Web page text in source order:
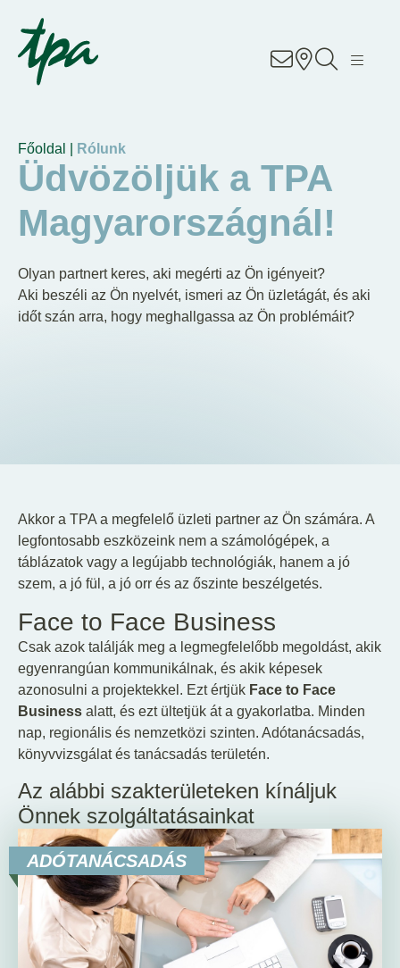
Know-how
Üzletágak
About Us
Career
Contact
Főoldal | Rólunk
Üdvözöljük a TPA
Magyarországnál!
Olyan partnert keres, aki megérti az Ön igényeit?
Aki beszéli az Ön nyelvét, ismeri az Ön üzletágát, és aki
időt szán arra, hogy meghallgassa az Ön problémáit?
Akkor a TPA a megfelelő üzleti partner az Ön számára. A
legfontosabb eszközeink nem a számológépek, a
táblázatok vagy a legújabb technológiák, hanem a jó
szem, a jó fül, a jó orr és az őszinte beszélgetés.
Face to Face Business
Csak azok találják meg a legmegfelelőbb megoldást, akik
egyenrangúan kommunikálnak, és akik képesek
azonosulni a projektekkel. Ezt értjük Face to Face
Business alatt, és ezt ültetjük át a gyakorlatba. Minden
nap, regionális és nemzetközi szinten. Adótanácsadás,
könyvvizsgálat és tanácsadás területén.
Az alábbi szakterületeken kínáljuk
Önnek szolgáltatásainkat
ADÓTANÁCSADÁS